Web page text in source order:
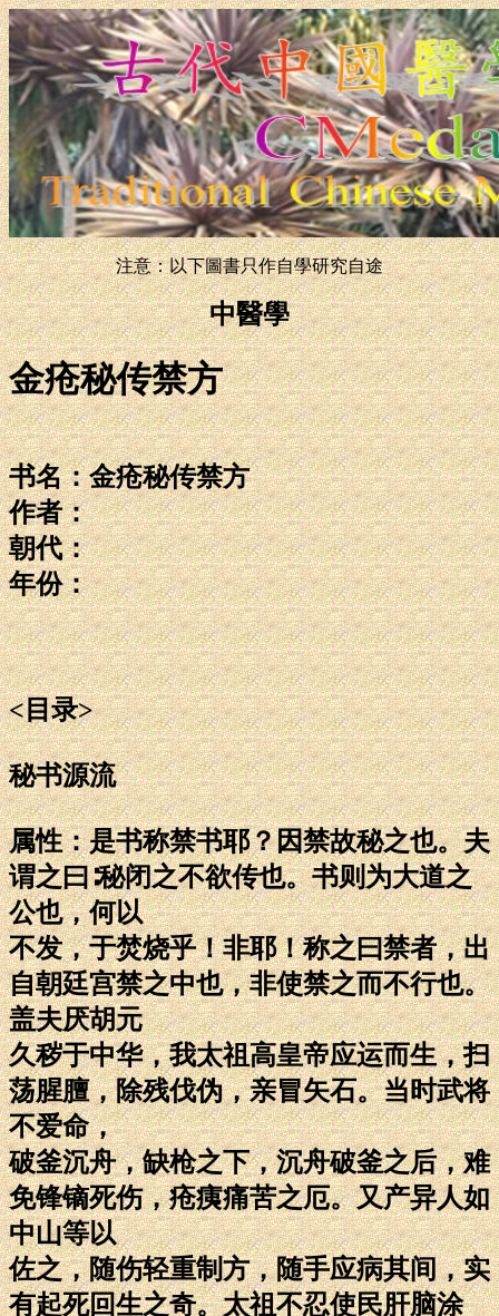
注意：以下圖書只作自學研究自途
中醫學
金疮秘传禁方
书名：金疮秘传禁方
作者：
朝代：
年份：
<目录>
秘书源流
属性：是书称禁书耶？因禁故秘之也。夫
谓之曰∶秘闭之不欲传也。书则为大道之
公也，何以
不发，于焚烧乎！非耶！称之曰禁者，出
自朝廷宫禁之中也，非使禁之而不行也。
盖夫厌胡元
久秽于中华，我太祖高皇帝应运而生，扫
荡腥膻，除残伐伪，亲冒矢石。当时武将
不爱命，
破釜沉舟，缺枪之下，沉舟破釜之后，难
免锋镝死伤，疮痍痛苦之厄。又产异人如
中山等以
佐之，随伤轻重制方，随手应病其间，实
有起死回生之奇。太祖不忍使民肝脑涂